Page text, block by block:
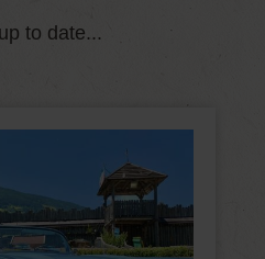
to date...